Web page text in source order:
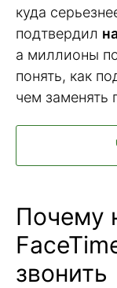
куда
подтвердил
а миллионы
понять, как
чем заменять
Почему
звонить